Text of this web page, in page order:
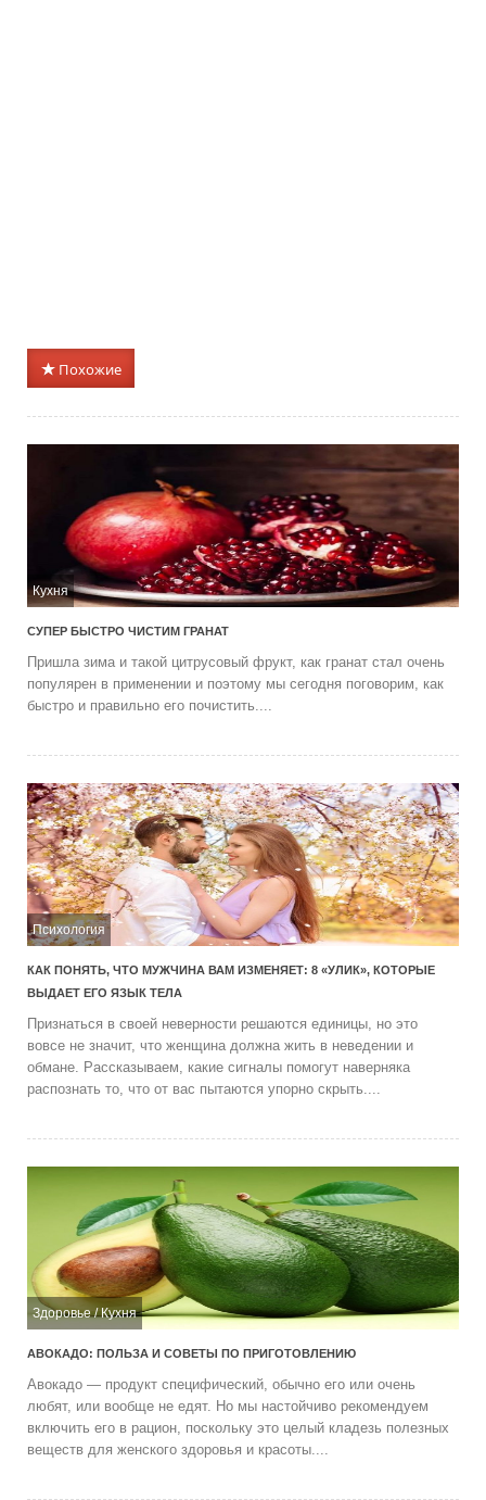
Похожие
Кухня
СУПЕР БЫСТРО ЧИСТИМ ГРАНАТ
Пришла зима и такой цитрусовый фрукт, как гранат стал очень
популярен в применении и поэтому мы сегодня поговорим, как
быстро и правильно его почистить....
Психология
КАК ПОНЯТЬ, ЧТО МУЖЧИНА ВАМ ИЗМЕНЯЕТ: 8 «УЛИК», КОТОРЫЕ
ВЫДАЕТ ЕГО ЯЗЫК ТЕЛА
Признаться в своей неверности решаются единицы, но это
вовсе не значит, что женщина должна жить в неведении и
обмане. Рассказываем, какие сигналы помогут наверняка
распознать то, что от вас пытаются упорно скрыть....
Здоровье/Кухня
АВОКАДО: ПОЛЬЗА И СОВЕТЫ ПО ПРИГОТОВЛЕНИЮ
Авокадо — продукт специфический, обычно его или очень
любят, или вообще не едят. Но мы настойчиво рекомендуем
включить его в рацион, поскольку это целый кладезь полезных
веществ для женского здоровья и красоты....